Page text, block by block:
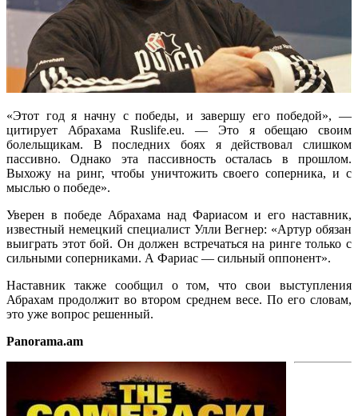
«Этот год я начну с победы, и завершу его победой», —
цитирует Абрахама Ruslife.eu. — Это я обещаю своим
болельщикам. В последних боях я действовал слишком
пассивно. Однако эта пассивность осталась в прошлом.
Выхожу на ринг, чтобы уничтожить своего соперника, и с
мыслью о победе».
Уверен в победе Абрахама над Фариасом и его наставник,
известный немецкий специалист Улли Вегнер: «Артур обязан
выиграть этот бой. Он должен встречаться на ринге только с
сильными соперниками. А Фариас — сильный оппонент».
Наставник также сообщил о том, что свои выступления
Абрахам продолжит во втором среднем весе. По его словам,
это уже вопрос решенный.
Panorama.am